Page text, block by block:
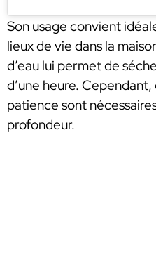
Son usage convient
lieux de vie dans la
d’eau lui permet de
d’une heure.
patience sont
profondeur.